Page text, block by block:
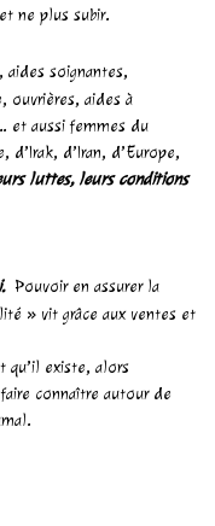
ne plus subir.
aides soignantes,
ouvrières, aides à
et aussi femmes du
d’Irak, d’Iran, d’Europe,
luttes, leurs conditions
Pouvoir en assurer la
» vit grâce aux ventes et
qu’il existe, alors
connaître autour de